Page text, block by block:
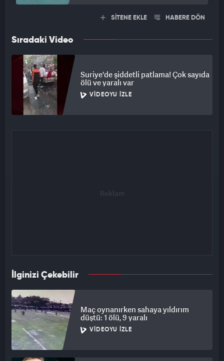
SİTENE EKLE HABERE DÖN
Sıradaki Video
Suriye'de şiddetli patlama! Çok sayıda
ölü ve yaralı var
VIDEOYU İZLE
İlginizi Çekebilir
Maç oynanırken sahaya yıldırım
düştü: 1 ölü, 9 yaralı
VIDEOYU İZLE